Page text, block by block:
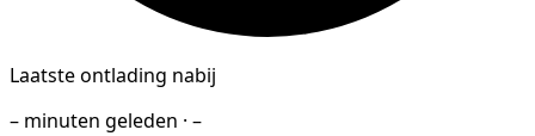
Laatste ontlading nabij
– minuten geleden · –